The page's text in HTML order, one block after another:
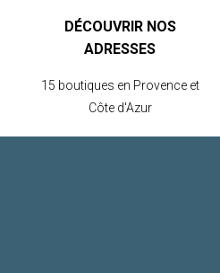
DÉCOUVRIR NOS
ADRESSES
15 boutiques en Provence et
Côte d'Azur